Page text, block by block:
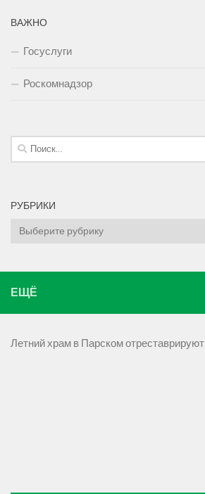
ВАЖНО
Госуслуги
Роскомнадзор
Найти:
РУБРИКИ
Рубрики
ЕЩЁ
Летний храм в Парском отреставрируют